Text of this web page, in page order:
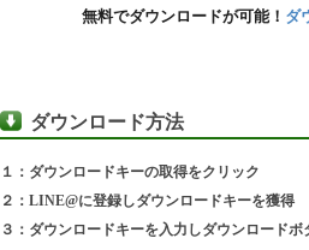
無料でダウンロードが可能！ ダ
ダウンロード方法
１：ダウンロードキーの取得をクリック
２：LINE@に登録しダウンロードキーを獲得
３：ダウンロードキーを入力しダウンロードボ